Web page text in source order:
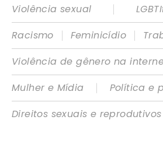
Violência sexual
|
Racismo
| Feminicídio |
Violência de gênero na
Mulher e Mídia
|
Política e
Direitos sexuais e reprodutivos